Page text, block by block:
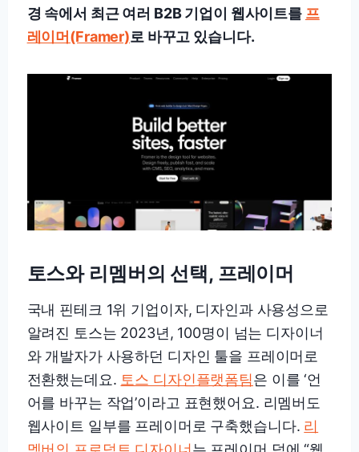
경 속에서 최근 여러 B2B 기업이 웹사이트를 프
레이머(Framer)로 바꾸고 있습니다.
토스와 리멤버의 선택, 프레이머
국내 핀테크 1위 기업이자, 디자인과 사용성으로
알려진 토스는 2023년, 100명이 넘는 디자이너
와 개발자가 사용하던 디자인 툴을 프레이머로
전환했는데요. 토스 디자인플랫폼팀은 이를 ‘언
어를 바꾸는 작업’이라고 표현했어요. 리멤버도
웹사이트 일부를 프레이머로 구축했습니다. 리